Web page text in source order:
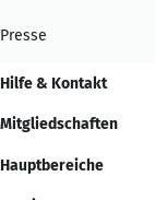
Presse
Hilfe & Kontakt
Mitgliedschaften
Hauptbereiche